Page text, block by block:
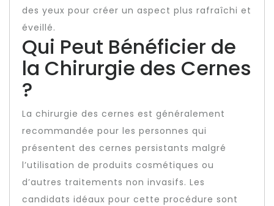
des yeux pour créer un aspect plus rafraîchi et
éveillé.
Qui Peut Bénéficier de
la Chirurgie des Cernes
?
La chirurgie des cernes est généralement
recommandée pour les personnes qui
présentent des cernes persistants malgré
l’utilisation de produits cosmétiques ou
d’autres traitements non invasifs. Les
candidats idéaux pour cette procédure sont